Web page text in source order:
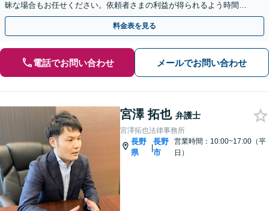
昧な場合もお任せください。依頼者さまの利益が得られるよう時間と
労力をかけてサポートいたします。【休日・夜間相談可】
料金表を見る
電話でお問い合わせ メールでお問い合わせ
宮澤 拓也 弁護士
宮澤拓也法律事務所
長野
県
|
長野
市
営業時間：10:00~17:00（平
日）